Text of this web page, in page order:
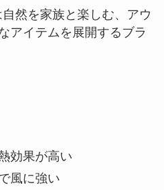
自然を家族と楽しむ、アウ
アイテムを展開するブラ
効果が高い
風に強い